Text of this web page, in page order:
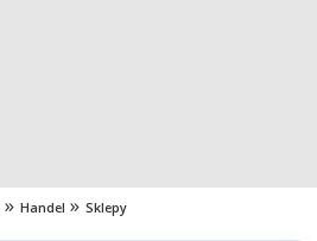
Handel Sklepy